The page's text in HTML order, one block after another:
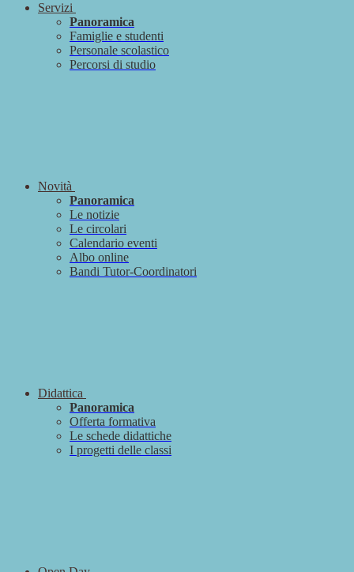
Servizi
Panoramica
Famiglie e studenti
Personale scolastico
Percorsi di studio
Novità
Panoramica
Le notizie
Le circolari
Calendario eventi
Albo online
Bandi Tutor-Coordinatori
Didattica
Panoramica
Offerta formativa
Le schede didattiche
I progetti delle classi